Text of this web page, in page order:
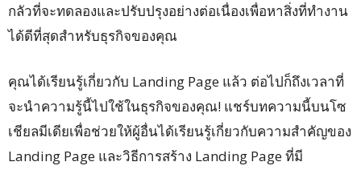
กลัวที่จะทดลองและปรับปรุงอย่างต่อเนื่องเพื่อหาสิ่งที่ทำงาน
ได้ดีที่สุดสำหรับธุรกิจของคุณ
คุณได้เรียนรู้เกี่ยวกับ Landing Page แล้ว ต่อไปก็ถึงเวลาที่
จะนำความรู้นี้ไปใช้ในธุรกิจของคุณ! แชร์บทความนี้บนโซ
เชียลมีเดียเพื่อช่วยให้ผู้อื่นได้เรียนรู้เกี่ยวกับความสำคัญของ
Landing Page และวิธีการสร้าง Landing Page ที่มี